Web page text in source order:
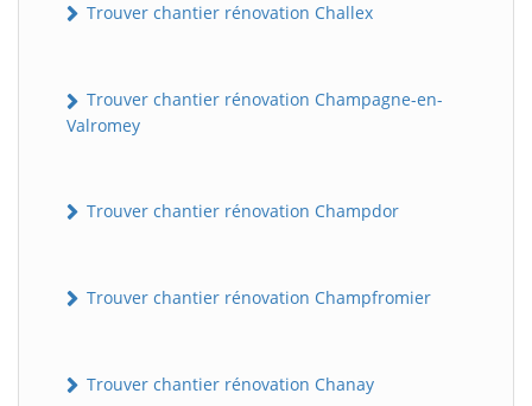
Trouver chantier rénovation Challex
Trouver chantier rénovation Champagne-en-
Valromey
Trouver chantier rénovation Champdor
Trouver chantier rénovation Champfromier
Trouver chantier rénovation Chanay